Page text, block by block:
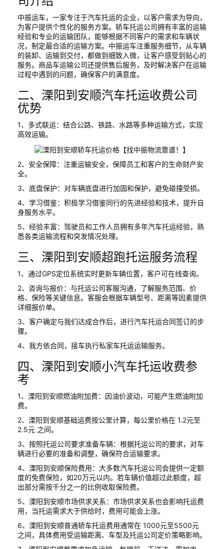
中振运车，一家专注于汽车托运的企业，以客户需求为导向，
为客户提供个性化的服务方案。轿车托运公司拥有丰富的运输
经验和专业的运输团队，能够根据不同客户的需求和车辆状
况，制定最合适的运输方案。中振运车注重服务细节，从车辆
的装卸、运输到交付，都做到细致入微，让客户感受到贴心的
服务。商品车运输公司还提供售后服务，及时解决客户在运输
过程中遇到的问题，确保客户的满意度。
二、溧阳到安顺汽车托运收费公司
优势
1、多式联运：结合公路、铁路、水路等多种运输方式，实现
高效运输。
2、安全保障：注重运输安全，保障员工和客户的生命财产安
全。
3、底盘保护：对车辆底盘进行加固和保护，避免碰撞受损。
4、学习借鉴：积极学习借鉴同行的先进经验和技术，提升自
身服务水平。
5、经验丰富：驾驶员和工作人员拥有多年汽车托运经验，熟
悉各类运输流程和突发情况处理。
三、溧阳到安顺超跑托运服务流程
1、通过GPS定位系统实时更新车辆位置，客户可在线查询。
2、咨询与报价：与托运公司客服沟通，了解服务范围、价
格、保险等关键信息。客服会根据车辆型号、距离等因素提供
详细报价单。
3、客户确定与我们达成合作后，进行汽车托运合同签订的步
骤。
4、我方依合同，接车执行私家车托运运输服务。
四、溧阳到安顺小汽车托运收费参
考
1、溧阳到安顺燃油附加费：因油价波动，可能产生燃油附加
费。
2、溧阳到安顺基础运费按公里计算，每公里价格在 1.2元至
2.5元 之间。
3、按照托运公司要求准备车辆：根据托运公司的要求，对车
辆进行必要的准备和调整，确保符合运输要求。
4、溧阳到安顺保险费用：大多数汽车托运公司会提供一定额
度的免费保险，如20万元以内。若车辆价值超过此额度，超
出部分需按千分之一的比例收取保险费。
5、溧阳到安顺市场供求关系：市场供求关系也会影响托运费
用，当托运需求大于供给时，费用可能会上涨。
6、溧阳到安顺普通轿车托运费用通常在 1000元至5500元
之间，具体费用受运输距离、车型及托运公司定价策略影响。